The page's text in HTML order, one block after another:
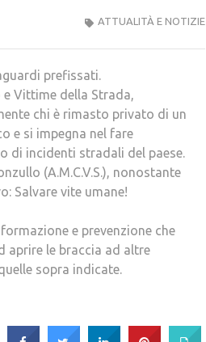
ATTUALITÀ E NOTIZIE
prefissati.
Vittime della Strada,
chi è rimasto privato di un
e si impegna nel fare
di incidenti stradali del paese.
(A.M.C.V.S.), nonostante
Salvare vite umane!
e prevenzione che
aprire le braccia ad altre
sopra indicate.